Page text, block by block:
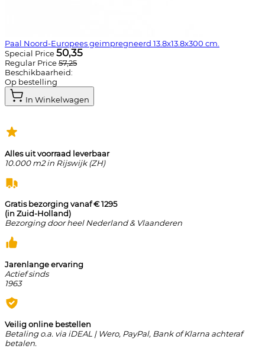
Paal Noord-Europees geimpregneerd 13.8x13.8x300 cm.
Special Price50,35
Regular Price57,25
Beschikbaarheid:
Op bestelling
In Winkelwagen
Alles uit voorraad leverbaar
10.000 m2 in Rijswijk (ZH)
Gratis bezorging vanaf € 1295
(in Zuid-Holland)
Bezorging door heel Nederland & Vlaanderen
Jarenlange ervaring
Actief sinds
1963
Veilig online bestellen
Betaling o.a. via iDEAL | Wero, PayPal, Bank of Klarna achteraf
betalen.